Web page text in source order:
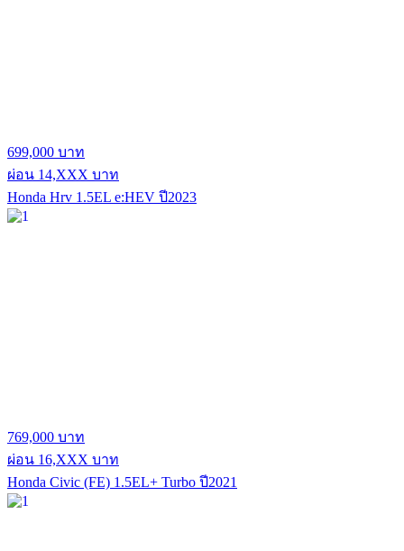
699,000 บาท
ผ่อน 14,XXX บาท
Honda Hrv 1.5EL e:HEV ปี2023
769,000 บาท
ผ่อน 16,XXX บาท
Honda Civic (FE) 1.5EL+ Turbo ปี2021